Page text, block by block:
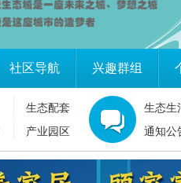
社区导航 兴趣群组
生态配套
产业园区
生态生
通知公